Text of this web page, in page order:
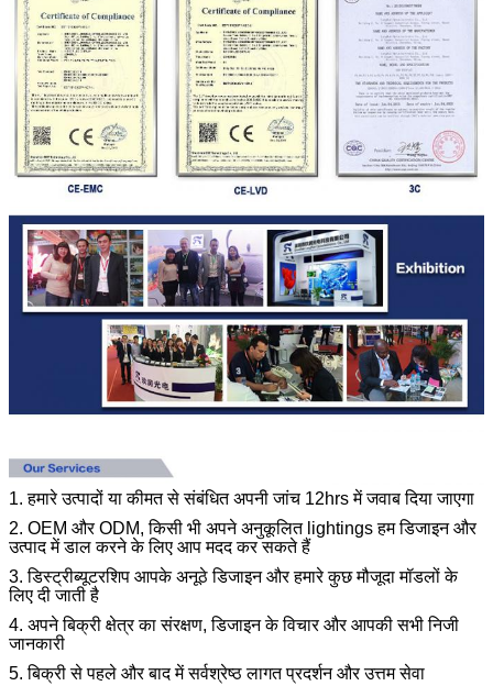
1. हमारे उत्पादों या कीमत से संबंधित अपनी जांच 12hrs में जवाब दिया जाएगा
2. OEM और ODM, किसी भी अपने अनुकूलित lightings हम डिजाइन और
उत्पाद में डाल करने के लिए आप मदद कर सकते हैं
3. डिस्ट्रीब्यूटरशिप आपके अनूठे डिजाइन और हमारे कुछ मौजूदा मॉडलों के
लिए दी जाती है
4. अपने बिक्री क्षेत्र का संरक्षण, डिजाइन के विचार और आपकी सभी निजी
जानकारी
5. बिक्री से पहले और बाद में सर्वश्रेष्ठ लागत प्रदर्शन और उत्तम सेवा